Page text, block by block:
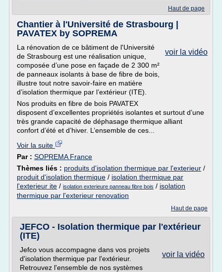
Haut de page
Chantier à l'Université de Strasbourg |
PAVATEX by SOPREMA
voir la vidéo
La rénovation de ce bâtiment de l'Université
de Strasbourg est une réalisation unique,
composée d’une pose en façade de 2 300 m²
de panneaux isolants à base de fibre de bois,
illustre tout notre savoir-faire en matière
d’isolation thermique par l’extérieur (ITE).
Nos produits en fibre de bois PAVATEX
disposent d’excellentes propriétés isolantes et surtout d’une
très grande capacité de déphasage thermique alliant
confort d’été et d’hiver. L’ensemble de ces...
Voir la suite
Par : SOPREMA France
Thèmes liés : produits d'isolation thermique par l'exterieur /
produit d'isolation thermique / isolation thermique par
l'exterieur ite / isolation exterieure panneau fibre bois / isolation
thermique par l'exterieur renovation
Haut de page
JEFCO - Isolation thermique par l'extérieur
(ITE)
voir la vidéo
Jefco vous accompagne dans vos projets
d'isolation thermique par l'extérieur.
Retrouvez l'ensemble de nos systèmes